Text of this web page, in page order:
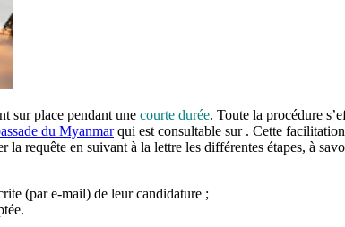
sur place pendant une courte durée. Toute la procédure
du Myanmarqui est consultable sur . Cette
requête en suivant à la lettre les différentes étapes, à
(par e-mail) de leur candidature ;